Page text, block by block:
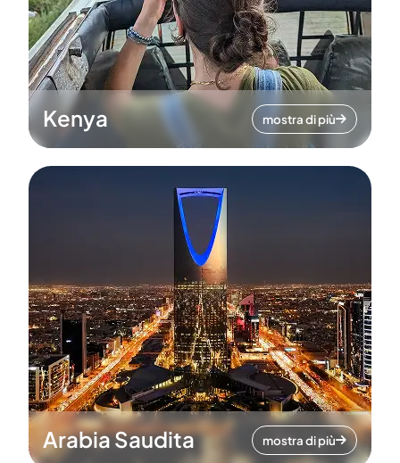
Kenya mostra di più
Arabia Saudita mostra di più